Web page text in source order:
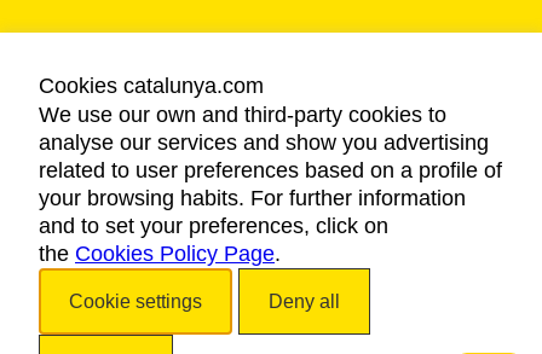
LEGAL NOTICE
PRIVACY POLICY
COOKIES POLICY
ACCESSIBILITY
Cookies catalunya.com
We use our own and third-party cookies to
analyse our services and show you advertising
related to user preferences based on a profile of
your browsing habits. For further information
and to set your preferences, click on
the Cookies Policy Page.
Cookie settings Deny all